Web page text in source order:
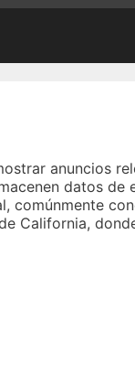
anuncios
datos
California,